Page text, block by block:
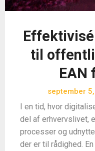
til
EAN
september
I en tid, hvor
del af erhvervslivet,
processer og
der er til rådighed.